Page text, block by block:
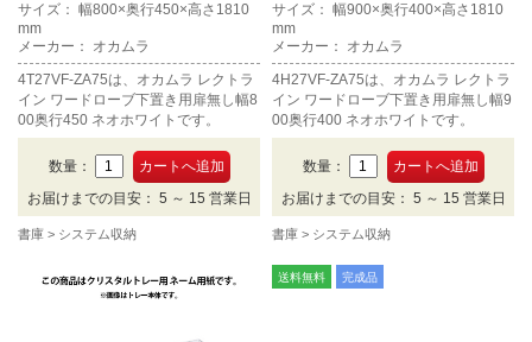
サイズ： 幅800×奥行450×高さ1810
mm
メーカー： オカムラ
4T27VF-ZA75は、オカムラ レクトラ
イン ワードローブ下置き用扉無し幅8
00奥行450 ネオホワイトです。
数量：
お届けまでの目安： 5 ～ 15 営業日
書庫 システム収納
サイズ： 幅900×奥行400×高さ1810
mm
メーカー： オカムラ
4H27VF-ZA75は、オカムラ レクトラ
イン ワードローブ下置き用扉無し幅9
00奥行400 ネオホワイトです。
数量：
お届けまでの目安： 5 ～ 15 営業日
書庫 システム収納
送料無料 完成品